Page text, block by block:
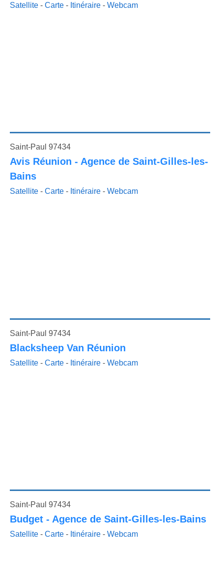
Satellite - Carte - Itinéraire - Webcam
Saint-Paul 97434
Avis Réunion - Agence de Saint-Gilles-les-
Bains
Satellite - Carte - Itinéraire - Webcam
Saint-Paul 97434
Blacksheep Van Réunion
Satellite - Carte - Itinéraire - Webcam
Saint-Paul 97434
Budget - Agence de Saint-Gilles-les-Bains
Satellite - Carte - Itinéraire - Webcam